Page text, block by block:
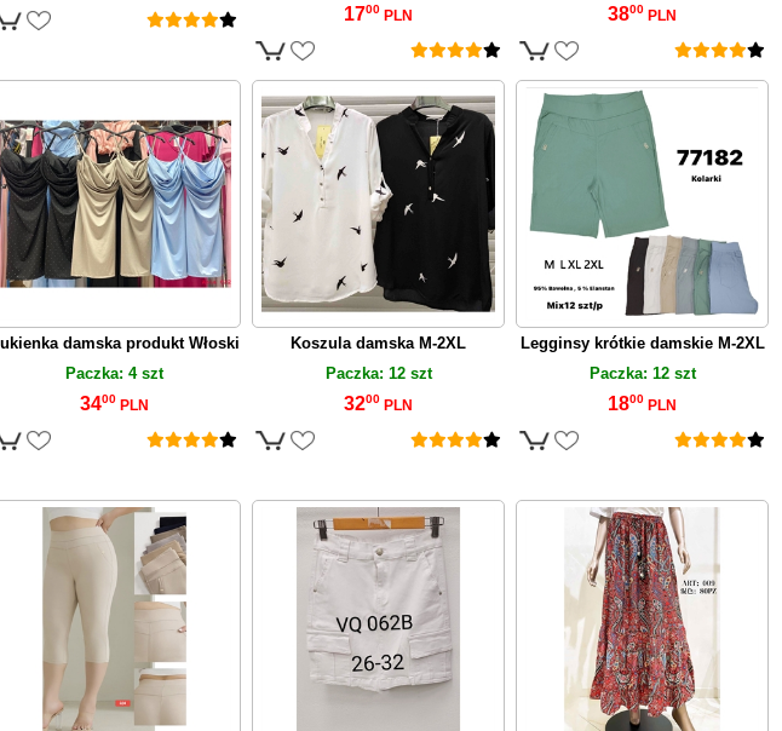
1700 PLN 3800 PLN
damska produkt Włoski
Paczka: 4 szt
3400 PLN
Koszula damska M-2XL
Paczka: 12 szt
3200 PLN
Legginsy krótkie damskie M-2XL
Paczka: 12 szt
1800 PLN